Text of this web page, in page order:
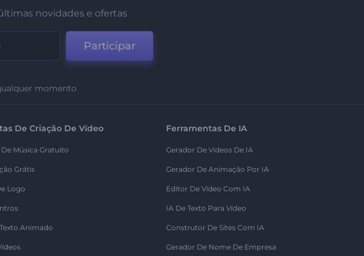
novidades e ofertas
Participar
momento
De Criação De Vídeo
Música Gratuito
Grátis
Logo
Animado
Ferramentas De IA
Gerador De Vídeos De IA
Gerador De Animação Por IA
Editor De Vídeo Com IA
IA De Texto Para Vídeo
Construtor De Sites Com IA
Gerador De Nome De Empresa